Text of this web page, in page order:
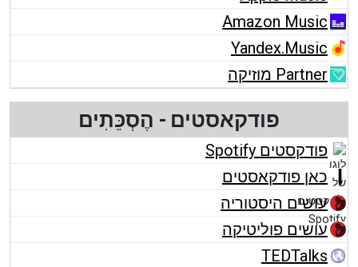
Amazon Music
Yandex.Music
Partner מוזיקה
פודקאסטים - הֶסְכֵּתִים
פודקסטים Spotify
כאן פודקאסטים
עושים היסטוריה
עושים פוליטיקה
TEDTalks